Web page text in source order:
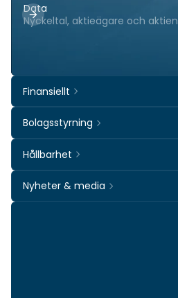
Data
Nyckeltal, aktieägare och aktien
Finansiellt
Bolagsstyrning
Hållbarhet
Nyheter & media